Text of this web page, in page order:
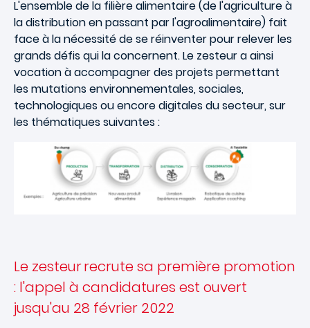
L'ensemble de la filière alimentaire (de l'agriculture à
la distribution en passant par l'agroalimentaire) fait
face à la nécessité de se réinventer pour relever les
grands défis qui la concernent. Le zesteur a ainsi
vocation à accompagner des projets permettant
les mutations environnementales, sociales,
technologiques ou encore digitales du secteur, sur
les thématiques suivantes :
Le zesteur recrute sa première promotion
: l'appel à candidatures est ouvert
jusqu'au 28 février 2022